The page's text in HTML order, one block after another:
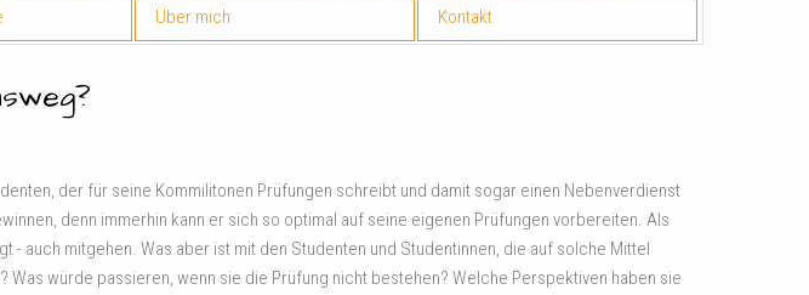
Über mich Kontakt
der für seine Kommilitonen Prüfungen schreibt und damit sogar einen Nebenverdienst
denn immerhin kann er sich so optimal auf seine eigenen Prüfungen vorbereiten. Als
auch mitgehen. Was aber ist mit den Studenten und Studentinnen, die auf solche Mittel
würde passieren, wenn sie die Prüfung nicht bestehen? Welche Perspektiven haben sie